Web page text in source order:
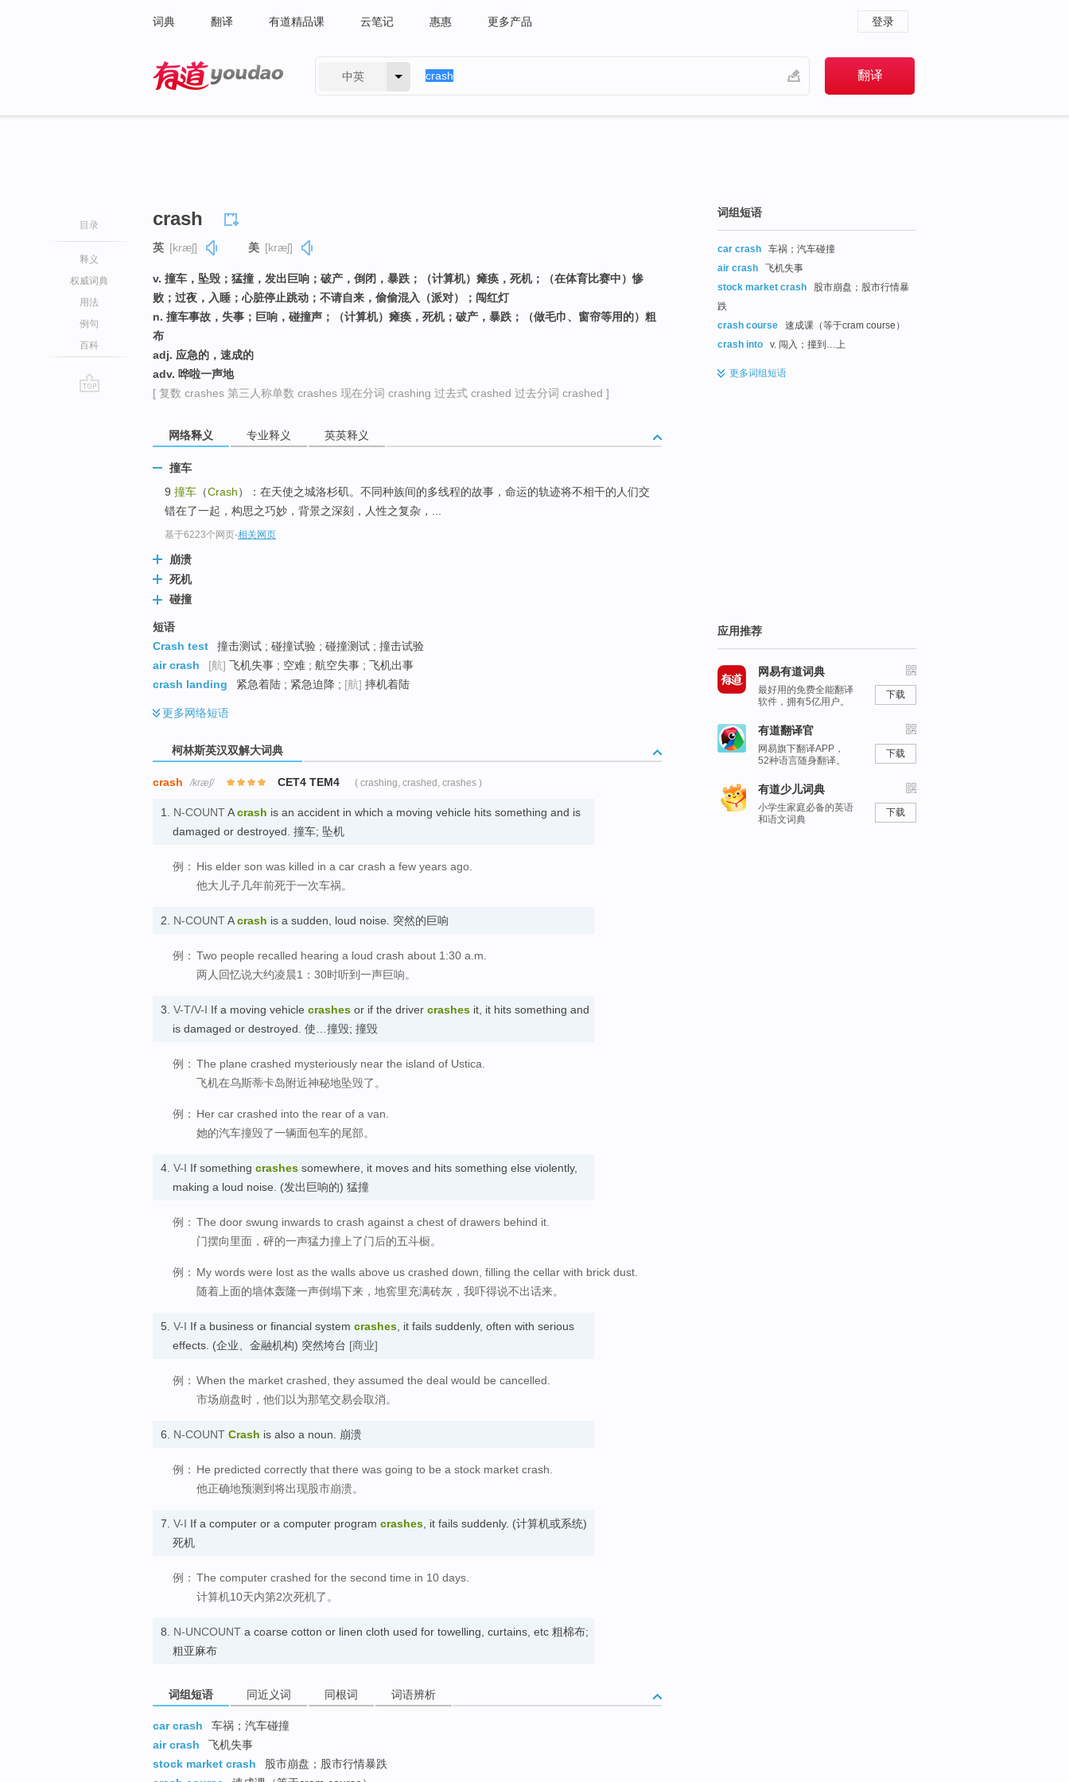
词典 翻译 有道精品课 云笔记 惠惠 更多产品 登录
中英
目录
释义
权威词典
用法
例句
百科
crash
英 [kræʃ] 美 [kræʃ]
v. 撞车，坠毁；猛撞，发出巨响；破产，倒闭，暴跌；（计算机）瘫痪，死机；（在体育比赛中）惨
败；过夜，入睡；心脏停止跳动；不请自来，偷偷混入（派对）；闯红灯
n. 撞车事故，失事；巨响，碰撞声；（计算机）瘫痪，死机；破产，暴跌；（做毛巾、窗帘等用的）粗
布
adj. 应急的，速成的
adv. 哗啦一声地
[ 复数 crashes 第三人称单数 crashes 现在分词 crashing 过去式 crashed 过去分词 crashed ]
网络释义 专业释义 英英释义
撞车
9 撞车 （Crash）：在天使之城洛杉矶。不同种族间的多线程的故事，命运的轨迹将不相干的人们交
错在了一起，构思之巧妙，背景之深刻，人性之复杂，...
基于6223个网页-相关网页
崩溃
死机
碰撞
短语
Crash test
撞击测试 ; 碰撞试验 ; 碰撞测试 ; 撞击试验
air crash
[航] 飞机失事 ; 空难 ; 航空失事 ; 飞机出事
crash landing
紧急着陆 ; 紧急迫降 ; [航] 摔机着陆
更多网络短语
柯林斯英汉双解大词典
crash /kræʃ/ CET4 TEM4 ( crashing, crashed, crashes )
1. N-COUNTAcrash is an accident in which a moving vehicle hits something and is
damaged or destroyed. 撞车; 坠机
例： His elder son was killed in a car crash a few years ago.
他大儿子几年前死于一次车祸。
2. N-COUNTAcrash is a sudden, loud noise. 突然的巨响
例： Two people recalled hearing a loud crash about 1:30 a.m.
两人回忆说大约凌晨1：30时听到一声巨响。
3. V-T/V-I If a moving vehicle crashes or if the driver crashes it, it hits something and
is damaged or destroyed. 使…撞毁; 撞毁
例： The plane crashed mysteriously near the island of Ustica.
飞机在乌斯蒂卡岛附近神秘地坠毁了。
例： Her car crashed into the rear of a van.
她的汽车撞毁了一辆面包车的尾部。
4. V-I If something crashes somewhere, it moves and hits something else violently,
making a loud noise. (发出巨响的) 猛撞
例： The door swung inwards to crash against a chest of drawers behind it.
门摆向里面，砰的一声猛力撞上了门后的五斗橱。
例： My words were lost as the walls above us crashed down, filling the cellar with brick dust.
随着上面的墙体轰隆一声倒塌下来，地窖里充满砖灰，我吓得说不出话来。
5. V-I If a business or financial system crashes , it fails suddenly, often with serious
effects. (企业、金融机构) 突然垮台 [商业]
例： When the market crashed, they assumed the deal would be cancelled.
市场崩盘时，他们以为那笔交易会取消。
6. N-COUNT Crash is also a noun. 崩溃
例： He predicted correctly that there was going to be a stock market crash.
他正确地预测到将出现股市崩溃。
7. V-I If a computer or a computer program crashes , it fails suddenly. (计算机或系统)
死机
例： The computer crashed for the second time in 10 days.
计算机10天内第2次死机了。
8. N-UNCOUNT a coarse cotton or linen cloth used for towelling, curtains, etc 粗棉布;
粗亚麻布
词组短语 同近义词 同根词 词语辨析
car crash
车祸；汽车碰撞
air crash
飞机失事
stock market crash
股市崩盘；股市行情暴跌
词组短语
car crash
车祸；汽车碰撞
air crash
飞机失事
stock market crash
股市崩盘；股市行情暴
跌
crash course
速成课（等于cram course）
crash into
v. 闯入；撞到…上
更多词组短语
应用推荐